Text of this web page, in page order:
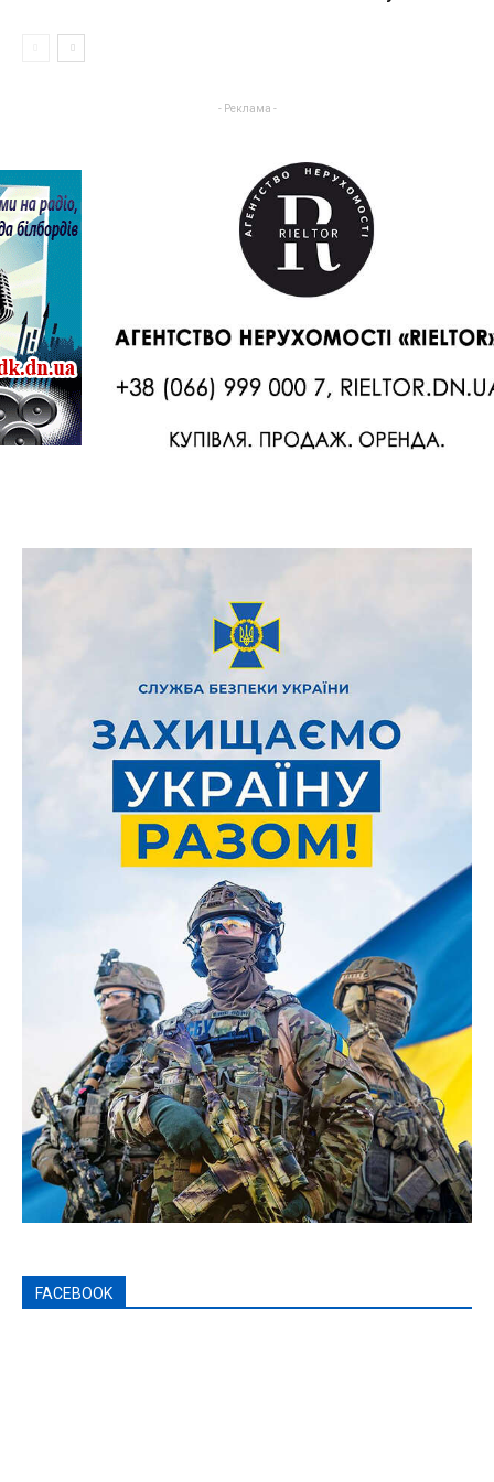
- Реклама -
FACEBOOK